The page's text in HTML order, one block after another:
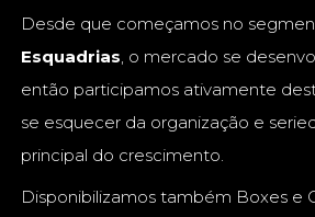
Desde que começamos no
Esquadrias, o mercado se
então participamos ativamente
se esquecer da organização e
principal do crescimento.
Disponibilizamos também Boxes e